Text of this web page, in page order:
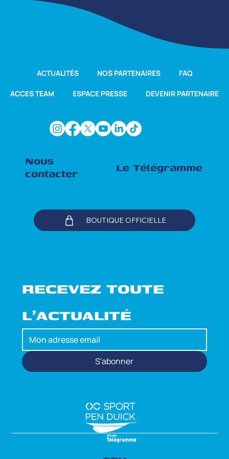
RECEVEZ TOUTE
L'ACTUALITÉ
S'abonner
ACTUALITÉS NOS PARTENAIRES FAQ
ACCES TEAM ESPACE PRESSE DEVENIR PARTENAIRE
Le Télégramme
Nous
contacter
BOUTIQUE OFFICIELLE